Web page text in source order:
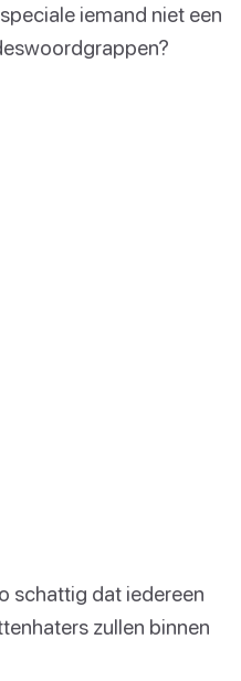
iemand niet een
schattig dat iedereen
zullen binnen